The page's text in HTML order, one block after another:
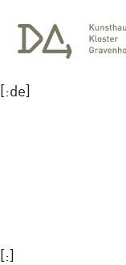
[:de]
[:]